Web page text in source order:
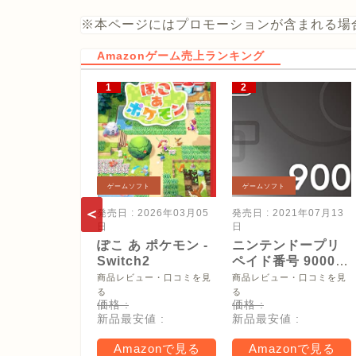
※本ページにはプロモーションが含まれる場
Amazonゲーム売上ランキング
ゲームソフト
発売日 : 2026年03月05
日
ぽこ あ ポケモン -
Switch2
商品レビュー・口コミを見
る
価格 :
新品最安値 :
Amazonで見る
ゲームソフト
発売日 : 2021年07月13
日
ニンテンドープリ
ペイド番号 9000
円|オンラインコー
ド版
商品レビュー・口コミを見
る
価格 :
新品最安値 :
Amazonで見る